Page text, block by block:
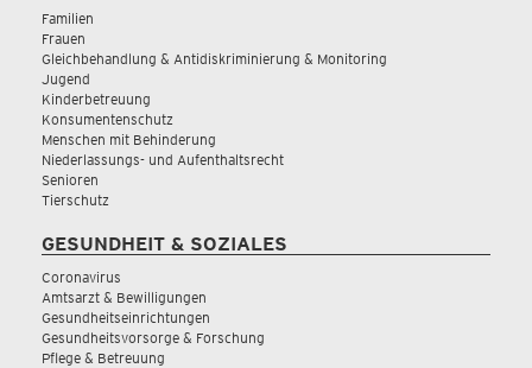
Familien
Frauen
Gleichbehandlung & Antidiskriminierung & Monitoring
Jugend
Kinderbetreuung
Konsumentenschutz
Menschen mit Behinderung
Niederlassungs- und Aufenthaltsrecht
Senioren
Tierschutz
GESUNDHEIT & SOZIALES
Coronavirus
Amtsarzt & Bewilligungen
Gesundheitseinrichtungen
Gesundheitsvorsorge & Forschung
Pflege & Betreuung